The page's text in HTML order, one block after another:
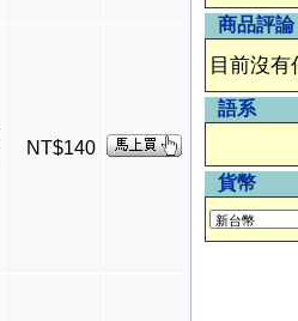
NT$140
商品評論
目前沒有
語系
貨幣